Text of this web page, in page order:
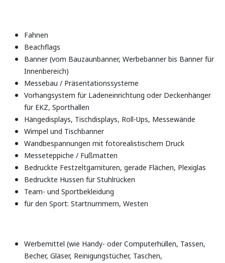
Fahnen
Beachflags
Banner (vom Bauzaunbanner, Werbebanner bis Banner für
Innenbereich)
Messebau / Präsentationssysteme
Vorhangsystem für Ladeneinrichtung oder Deckenhänger
für EKZ, Sporthallen
Hängedisplays, Tischdisplays, Roll-Ups, Messewände
Wimpel und Tischbanner
Wandbespannungen mit fotorealistischem Druck
Messeteppiche / Fußmatten
Bedruckte Festzeltgarnituren, gerade Flächen, Plexiglas
Bedruckte Hussen für Stuhlrücken
Team- und Sportbekleidung
für den Sport: Startnummern, Westen
Werbemittel (wie Handy- oder Computerhüllen, Tassen,
Becher, Gläser, Reinigungstücher, Taschen,